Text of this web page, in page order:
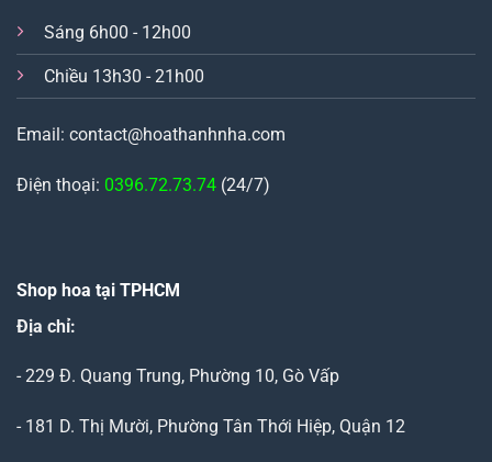
Sáng 6h00 - 12h00
Chiều 13h30 - 21h00
Email: contact@hoathanhnha.com
Điện thoại: 0396.72.73.74 (24/7)
Shop hoa tại TPHCM
Địa chỉ:
- 229 Đ. Quang Trung, Phường 10, Gò Vấp
- 181 D. Thị Mười, Phường Tân Thới Hiệp, Quận 12